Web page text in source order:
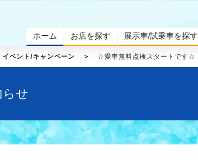
ホーム お店を探す 展示車/試乗車を探す
イベント/キャンペーン ☆愛車無料点検スタートです☆
せ